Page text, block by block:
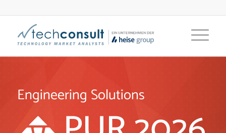
Engineering Solutions